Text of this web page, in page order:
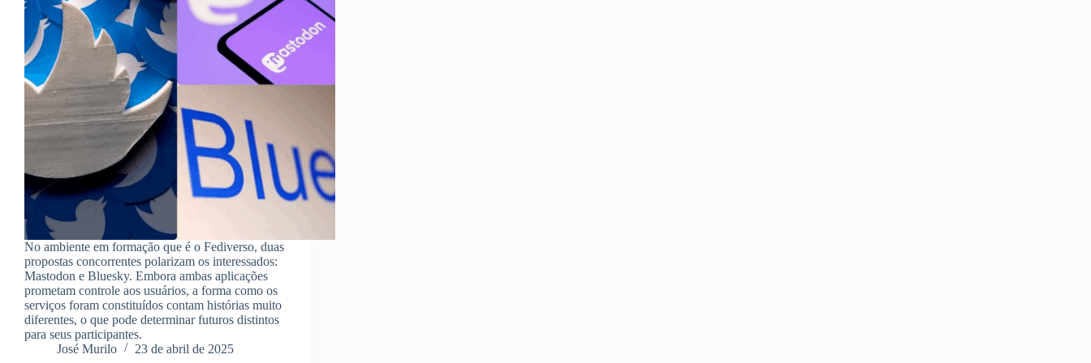
No ambiente em formação que é o Fediverso, duas
propostas concorrentes polarizam os interessados:
Mastodon e Bluesky. Embora ambas aplicações
prometam controle aos usuários, a forma como os
serviços foram constituídos contam histórias muito
diferentes, o que pode determinar futuros distintos
para seus participantes.
José Murilo
23 de abril de 2025